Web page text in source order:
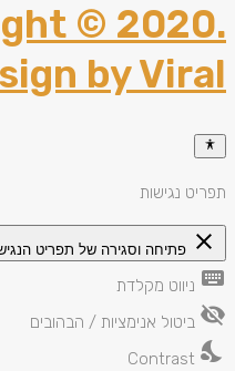
© 2020.
by Viral
תפריט נגישות
close פתיחה וסגירה של תפריט
keyboard ניווט מקלדת
visibility_off ביטול אנימציות / הבהובים
nights_stay
Contrast